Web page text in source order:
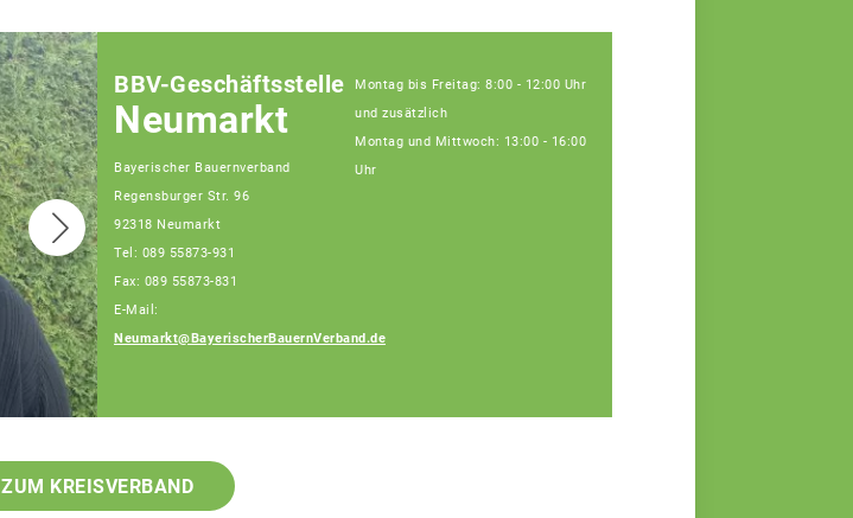
BBV-Geschäftsstelle
Neumarkt
Bayerischer Bauernverband
Regensburger Str. 96
92318 Neumarkt
Tel: 089 55873-931
Fax: 089 55873-831
E-Mail:
Neumarkt@BayerischerBauernVerband.de
Montag bis Freitag: 8:00 - 12:00 Uhr
und zusätzlich
Montag und Mittwoch: 13:00 - 16:00
Uhr
ZUM KREISVERBAND